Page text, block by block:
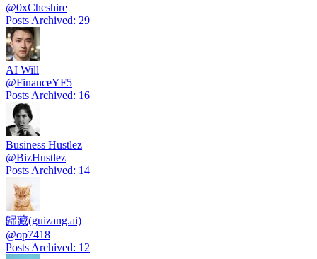
@0xCheshire
Posts Archived: 29
AI Will
@FinanceYF5
Posts Archived: 16
Business Hustlez
@BizHustlez
Posts Archived: 14
歸藏(guizang.ai)
@op7418
Posts Archived: 12